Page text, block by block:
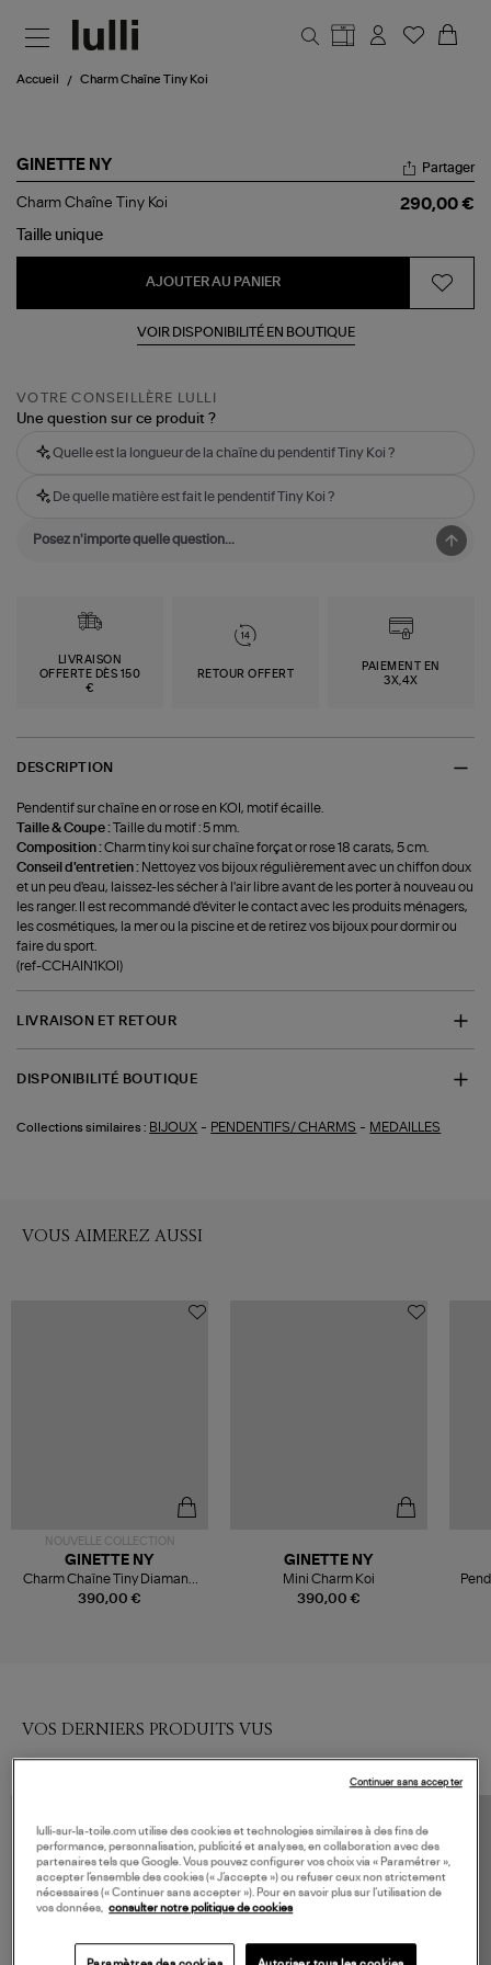
Accueil Charm Chaîne Tiny Koi
GINETTE NY
Charm
Tiny
Partager
Charm Chaîne Tiny Koi
290,00 €
Taille unique
AJOUTER AU PANIER
VOIR DISPONIBILITÉ EN BOUTIQUE
VOTRE CONSEILLÈRE LULLI
Une question sur ce produit ?
Quelle est la longueur de la chaîne du pendentif Tiny Koi ?
De quelle matière est fait le pendentif Tiny Koi ?
LIVRAISON
OFFERTE DÈS 150
€
RETOUR OFFERT
PAIEMENT EN
3X,4X
DESCRIPTION
Pendentif sur chaîne en or rose en KOI, motif écaille.
Taille & Coupe :Taille du motif : 5 mm.
Composition :Charm tiny koi sur chaîne forçat or rose 18 carats, 5 cm.
Conseil d'entretien : Nettoyez vos bijoux régulièrement avec un chiffon doux
et un peu d'eau, laissez-les sécher à l'air libre avant de les porter à nouveau ou
les ranger. Il est recommandé d'éviter le contact avec les produits ménagers,
les cosmétiques, la mer ou la piscine et de retirez vos bijoux pour dormir ou
faire du sport.
(ref-CCHAIN1KOI)
LIVRAISON ET RETOUR
DISPONIBILITÉ BOUTIQUE
Collections similaires : BIJOUX - PENDENTIFS/ CHARMS - MEDAILLES
VOUS AIMEREZ AUSSI
NOUVELLE COLLECTION
390,00 €
GINETTE NY
Charm Chaîne Tiny Diamand
Koi
390,00 €
GINETTE NY
Mini Charm Koi
VOS DERNIERS PRODUITS VUS
lulli-sur-la-toile.com utilise des cookies et technologies similaires à des fins de
performance, personnalisation, publicité et analyses, en collaboration avec des
partenaires tels que Google. Vous pouvez configurer vos choix via « Paramétrer »,
accepter l’ensemble des cookies (« J’accepte ») ou refuser ceux non strictement
nécessaires (« Continuer sans accepter »). Pour en savoir plus sur l’utilisation de
vos données,
consulter notre politique de cookies
Continuer sans accepter